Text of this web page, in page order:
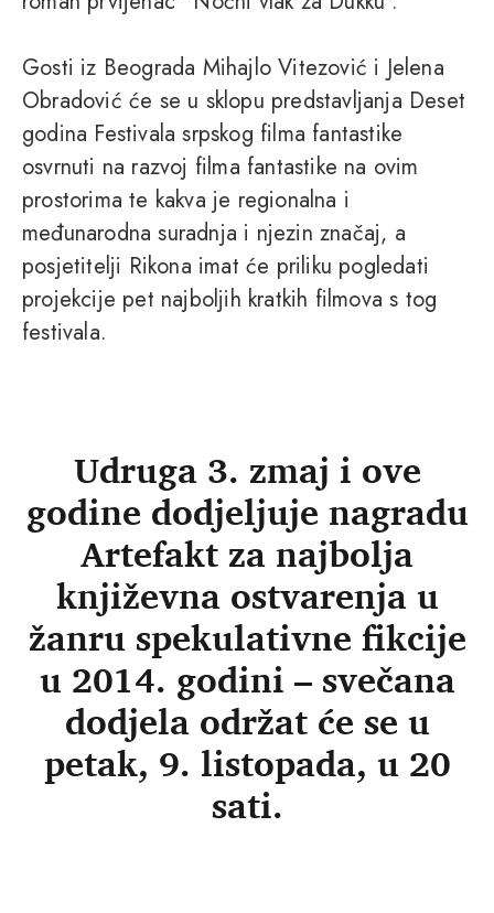
Gosti iz Beograda Mihajlo Vitezović i Jelena
Obradović će se u sklopu predstavljanja Deset
godina Festivala srpskog filma fantastike
osvrnuti na razvoj filma fantastike na ovim
prostorima te kakva je regionalna i
međunarodna suradnja i njezin značaj, a
posjetitelji Rikona imat će priliku pogledati
projekcije pet najboljih kratkih filmova s tog
festivala.
Udruga 3. zmaj i ove
godine dodjeljuje nagradu
Artefakt za najbolja
književna ostvarenja u
žanru spekulativne fikcije
u 2014. godini – svečana
dodjela održat će se u
petak, 9. listopada, u 20
sati.